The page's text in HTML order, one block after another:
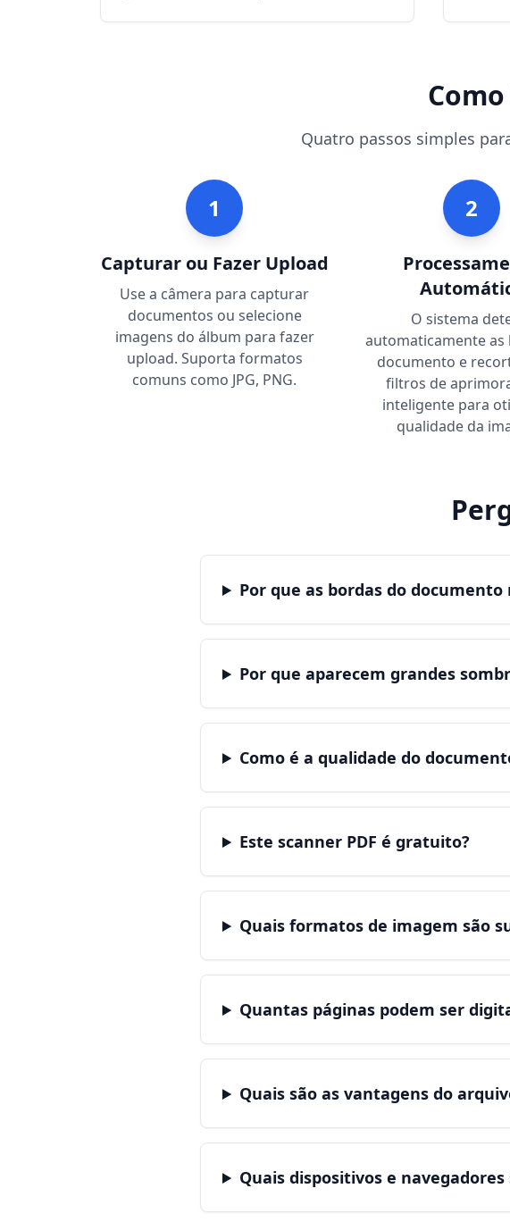
Quatro passos simples
1
Capturar ou Fazer Upload
Use a câmera para capturar
documentos ou selecione
imagens do álbum para fazer
upload. Suporta formatos
comuns como JPG, PNG.
2
O sistema
automaticamente as
documento e
filtros de
inteligente para
qualidade da
Por que as bordas do
Por que aparecem grandes
Como é a qualidade do
Este scanner PDF é gratuito?
Quais formatos de imagem são
Quantas páginas podem ser
Quais são as vantagens do
Quais dispositivos e